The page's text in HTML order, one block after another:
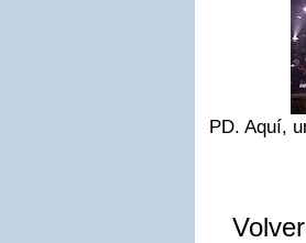
PD. Aquí,